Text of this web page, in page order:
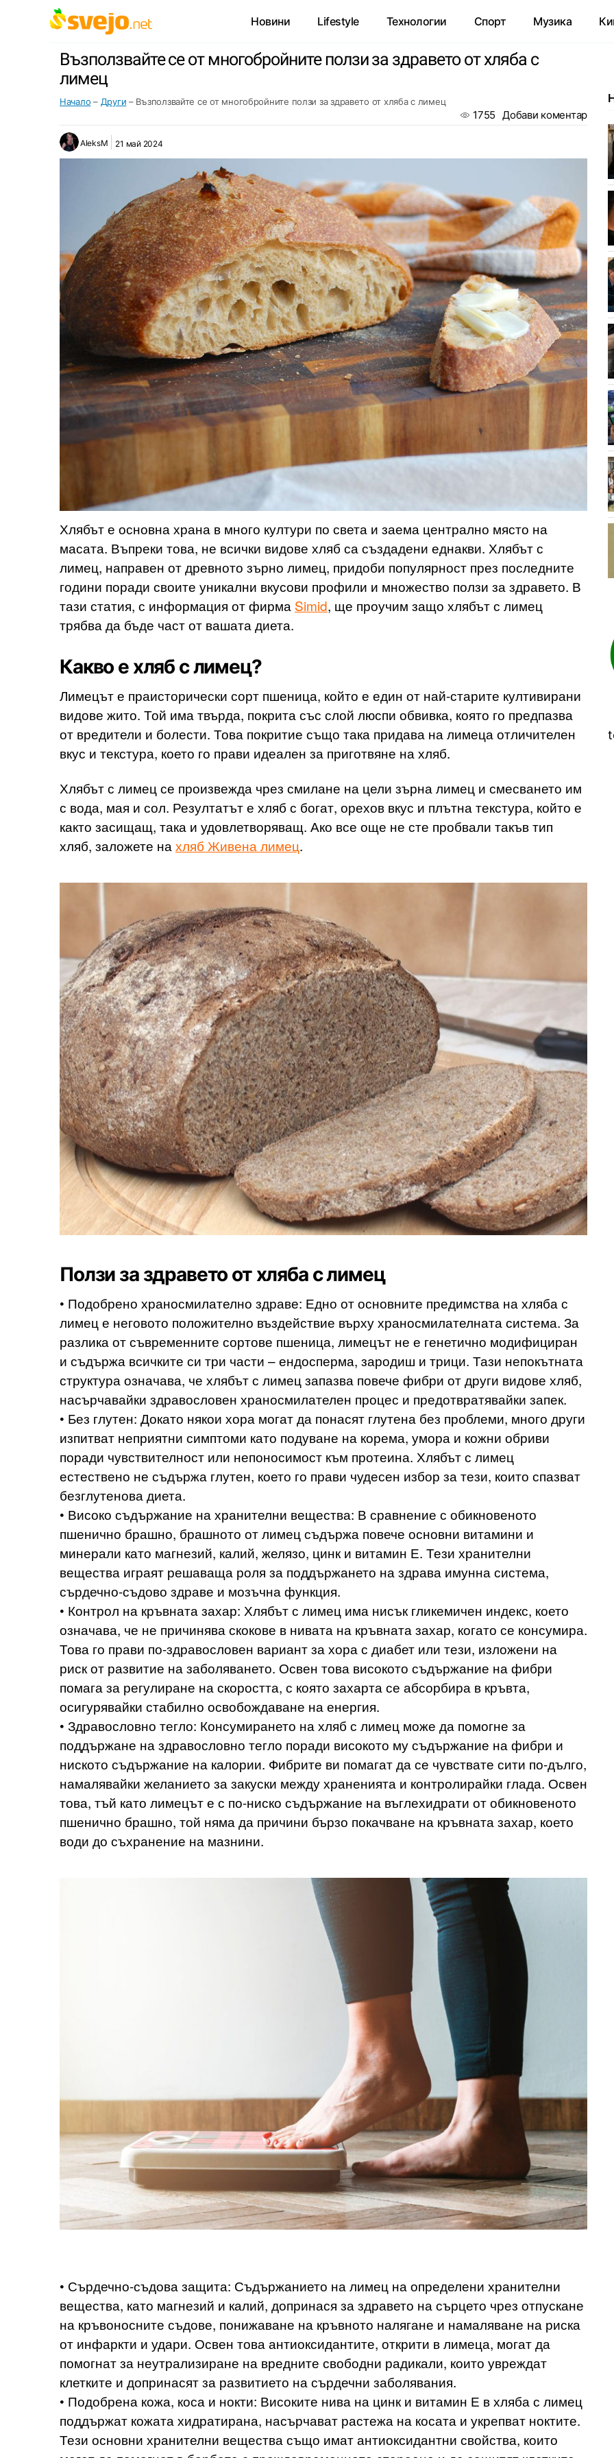
Новини Lifestyle Технологии Спорт Музика
Възползвайте се от многобройните ползи за здравето от хляба с
лимец
Начало – Други – Възползвайте се от многобройните ползи за здравето от хляба с лимец
1755 Добави коментар
AleksM 21 май 2024
Хлябът е основна храна в много култури по света и заема централно място на
масата. Въпреки това, не всички видове хляб са създадени еднакви. Хлябът с
лимец, направен от древното зърно лимец, придоби популярност през последните
години поради своите уникални вкусови профили и множество ползи за здравето. В
тази статия, с информация от фирма Simid, ще проучим защо хлябът с лимец
трябва да бъде част от вашата диета.
Какво е хляб с лимец?
Лимецът е праисторически сорт пшеница, който е един от най-старите култивирани
видове жито. Той има твърда, покрита със слой люспи обвивка, която го предпазва
от вредители и болести. Това покритие също така придава на лимеца отличителен
вкус и текстура, което го прави идеален за приготвяне на хляб.
Хлябът с лимец се произвежда чрез смилане на цели зърна лимец и смесването им
с вода, мая и сол. Резултатът е хляб с богат, орехов вкус и плътна текстура, който е
както засищащ, така и удовлетворяващ. Ако все още не сте пробвали такъв тип
хляб, заложете на хляб Живена лимец.
Ползи за здравето от хляба с лимец
• Подобрено храносмилателно здраве: Едно от основните предимства на хляба с
лимец е неговото положително въздействие върху храносмилателната система. За
разлика от съвременните сортове пшеница, лимецът не е генетично модифициран
и съдържа всичките си три части – ендосперма, зародиш и трици. Тази непокътната
структура означава, че хлябът с лимец запазва повече фибри от други видове хляб,
насърчавайки здравословен храносмилателен процес и предотвратявайки запек.
• Без глутен: Докато някои хора могат да понасят глутена без проблеми, много други
изпитват неприятни симптоми като подуване на корема, умора и кожни обриви
поради чувствителност или непоносимост към протеина. Хлябът с лимец
естествено не съдържа глутен, което го прави чудесен избор за тези, които спазват
безглутенова диета.
• Високо съдържание на хранителни вещества: В сравнение с обикновеното
пшенично брашно, брашното от лимец съдържа повече основни витамини и
минерали като магнезий, калий, желязо, цинк и витамин Е. Тези хранителни
вещества играят решаваща роля за поддържането на здрава имунна система,
сърдечно-съдово здраве и мозъчна функция.
• Контрол на кръвната захар: Хлябът с лимец има нисък гликемичен индекс, което
означава, че не причинява скокове в нивата на кръвната захар, когато се консумира.
Това го прави по-здравословен вариант за хора с диабет или тези, изложени на
риск от развитие на заболяването. Освен това високото съдържание на фибри
помага за регулиране на скоростта, с която захарта се абсорбира в кръвта,
осигурявайки стабилно освобождаване на енергия.
• Здравословно тегло: Консумирането на хляб с лимец може да помогне за
поддържане на здравословно тегло поради високото му съдържание на фибри и
ниското съдържание на калории. Фибрите ви помагат да се чувствате сити по-дълго,
намалявайки желанието за закуски между храненията и контролирайки глада. Освен
това, тъй като лимецът е с по-ниско съдържание на въглехидрати от обикновеното
пшенично брашно, той няма да причини бързо покачване на кръвната захар, което
води до съхранение на мазнини.
• Сърдечно-съдова защита: Съдържанието на лимец на определени хранителни
вещества, като магнезий и калий, допринася за здравето на сърцето чрез отпускане
на кръвоносните съдове, понижаване на кръвното налягане и намаляване на риска
от инфаркти и удари. Освен това антиоксидантите, открити в лимеца, могат да
помогнат за неутрализиране на вредните свободни радикали, които увреждат
клетките и допринасят за развитието на сърдечни заболявания.
• Подобрена кожа, коса и нокти: Високите нива на цинк и витамин Е в хляба с лимец
поддържат кожата хидратирана, насърчават растежа на косата и укрепват ноктите.
Тези основни хранителни вещества също имат антиоксидантни свойства, които